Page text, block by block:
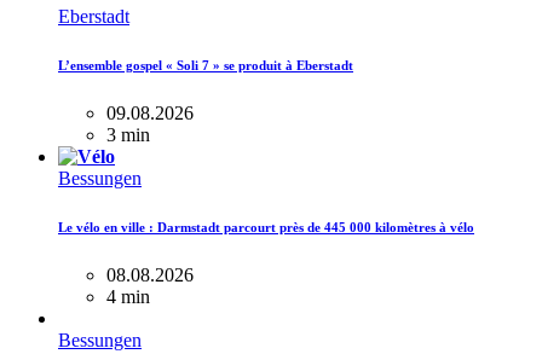
Eberstadt
L’ensemble gospel « Soli 7 » se produit à Eberstadt
09.08.2026
3 min
Bessungen
Le vélo en ville : Darmstadt parcourt près de 445 000 kilomètres à vélo
08.08.2026
4 min
Bessungen